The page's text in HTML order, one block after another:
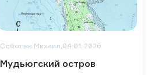
Соболев Михаил,04.01.2026
Мудьюгский остров